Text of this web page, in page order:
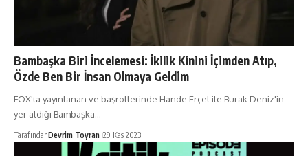
Bambaşka Biri İncelemesi: İkilik Kinini İçimden Atıp,
Özde Ben Bir İnsan Olmaya Geldim
FOX'ta yayınlanan ve başrollerinde Hande Erçel ile Burak Deniz'in
yer aldığı Bambaşka…
TarafındanDevrim Toyran 29 Kas 2023